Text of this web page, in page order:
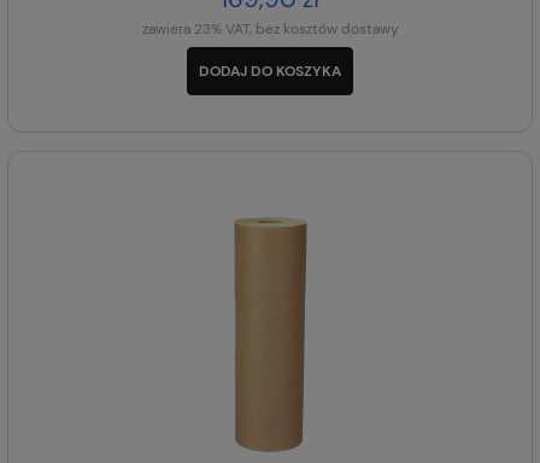
zawiera 23% VAT, bez kosztów dostawy
DODAJ DO KOSZYKA